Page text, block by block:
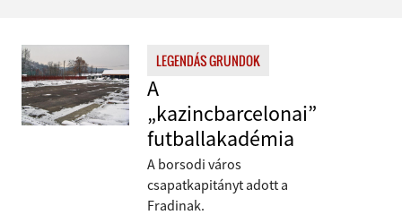
LEGENDÁS GRUNDOK
A
„kazincbarcelonai”
futballakadémia
A borsodi város
csapatkapitányt adott a
Fradinak.